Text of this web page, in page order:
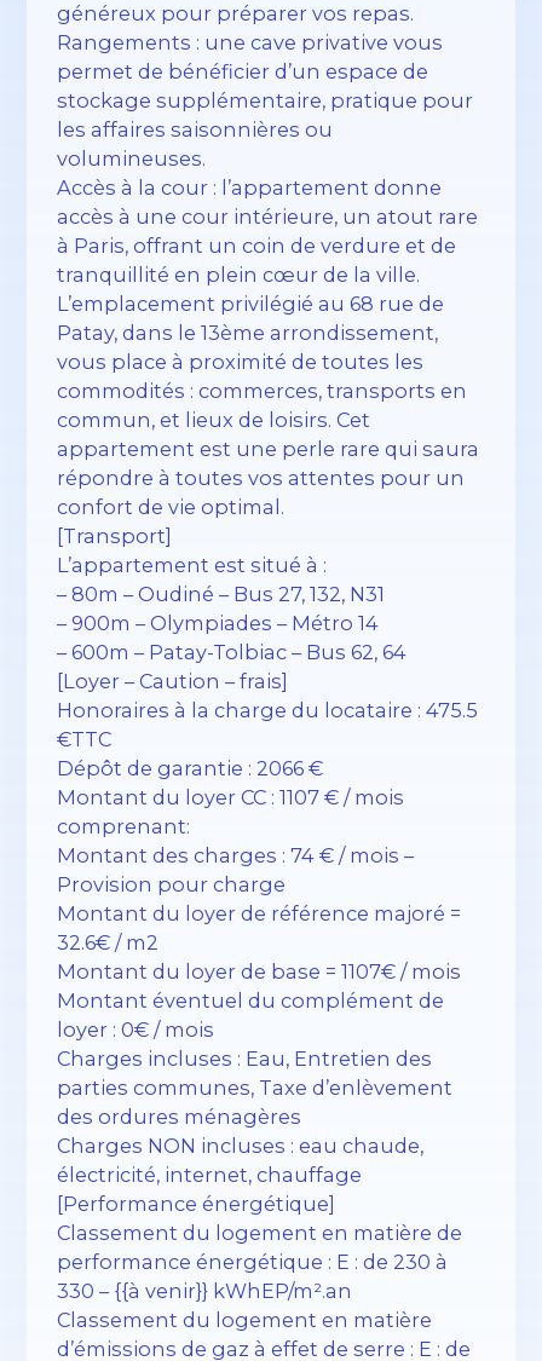
généreux pour préparer vos repas.
Rangements : une cave privative vous
permet de bénéficier d’un espace de
stockage supplémentaire, pratique pour
les affaires saisonnières ou
volumineuses.
Accès à la cour : l’appartement donne
accès à une cour intérieure, un atout rare
à Paris, offrant un coin de verdure et de
tranquillité en plein cœur de la ville.
L’emplacement privilégié au 68 rue de
Patay, dans le 13ème arrondissement,
vous place à proximité de toutes les
commodités : commerces, transports en
commun, et lieux de loisirs. Cet
appartement est une perle rare qui saura
répondre à toutes vos attentes pour un
confort de vie optimal.
[Transport]
L’appartement est situé à :
– 80m – Oudiné – Bus 27, 132, N31
– 900m – Olympiades – Métro 14
– 600m – Patay-Tolbiac – Bus 62, 64
[Loyer – Caution – frais]
Honoraires à la charge du locataire : 475.5
€TTC
Dépôt de garantie : 2066 €
Montant du loyer CC : 1107 € / mois
comprenant:
Montant des charges : 74 € / mois –
Provision pour charge
Montant du loyer de référence majoré =
32.6€ / m2
Montant du loyer de base = 1107€ / mois
Montant éventuel du complément de
loyer : 0€ / mois
Charges incluses : Eau, Entretien des
parties communes, Taxe d’enlèvement
des ordures ménagères
Charges NON incluses : eau chaude,
électricité, internet, chauffage
[Performance énergétique]
Classement du logement en matière de
performance énergétique : E : de 230 à
330 – {{à venir}} kWhEP/m².an
Classement du logement en matière
d’émissions de gaz à effet de serre : E : de